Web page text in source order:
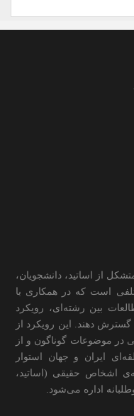
از اساتید، دانشجویان،
است که در همکاری با
بین رشته‌ای، رویکرد
دهند. این رویکرد از
موضوعات گوناگون و از
ایران و جهان استوار
حقیقی (اساتید،
اداره می‌شود.